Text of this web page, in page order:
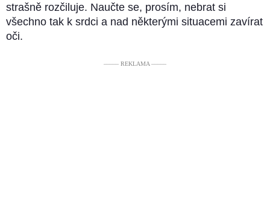
strašně rozčiluje. Naučte se, prosím, nebrat si
všechno tak k srdci a nad některými situacemi zavírat
oči.
––––– REKLAMA –––––